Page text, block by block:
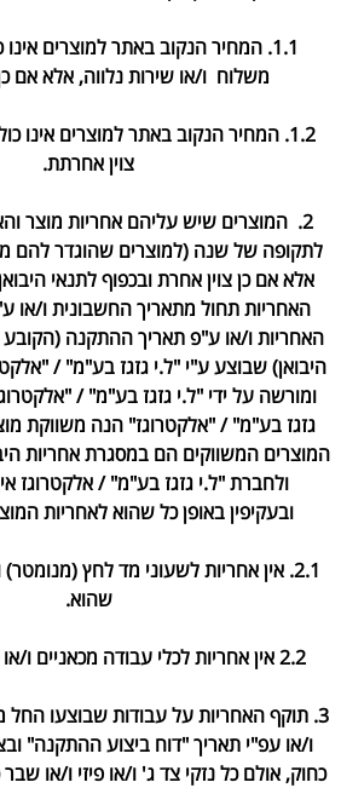
1.1. המחיר הנקוב באתר למוצרים
משלוח ו/או שירות נלווה, אלא אם
1.2. המחיר הנקוב באתר למוצרים אינו כולל
צוין אחרתת.
2. המוצרים שיש עליהם אחריות מוצר
לתקופה של שנה (למוצרים שהוגדר להם
אלא אם כן צוין אחרת ובכפוף לתנאי
האחריות תחול מתאריך החשבונית ו/או
האחריות ו/או ע"פ תאריך ההתקנה (הקובע
היבואן) שבוצע ע"י "ל.י גזגז בע"מ" /
ומורשה על ידי "ל.י גזגז בע"מ" /
גזגז בע"מ" / "אלקטרוגז" הנה משווקת
המוצרים המשווקים הם במסגרת אחריות
ולחברת "ל.י גזגז בע"מ" / אלקטרוגז
ובעקיפין באופן כל שהוא לאחריות
2.1. אין אחריות לשעוני מד לחץ
שהוא.
2.2 אין אחריות לכלי עבודה מכאניים ו/או כלי עבודה ידניים.
3. תוקף האחריות על עבודות שבוצעו
ו/או עפ"י תאריך "דוח ביצוע ההתקנה"
כחוק, אולם כל נזקי צד ג' ו/או פיזי ו/או